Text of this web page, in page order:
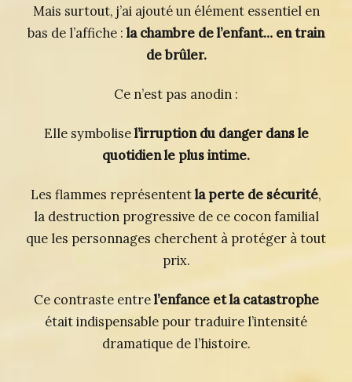
Mais surtout, j’ai ajouté un élément essentiel en
bas de l’affiche : la chambre de l’enfant… en train
de brûler.
Ce n’est pas anodin :
Elle symbolise l’irruption du danger dans le
quotidien le plus intime.
Les flammes représentent la perte de sécurité,
la destruction progressive de ce cocon familial
que les personnages cherchent à protéger à tout
prix.
Ce contraste entre l’enfance et la catastrophe
était indispensable pour traduire l’intensité
dramatique de l’histoire.